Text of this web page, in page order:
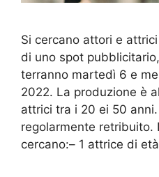
Si cercano attori e
di uno spot
terranno martedì 6 e
2022. La produzione è
attrici tra i 20 ei 50
regolarmente retribuito.
cercano:– 1 attrice di